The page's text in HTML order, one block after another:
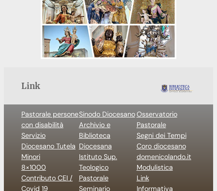
Link
Pastorale persone
con disabilità
Servizio
Diocesano Tutela
Minori
8×1000
Contributo CEI /
Covid 19
Sinodo Diocesano
Archivio e
Biblioteca
Diocesana
Istituto Sup.
Teologico
Pastorale
Seminario
Osservatorio
Pastorale
Segni dei Tempi
Coro diocesano
domenicolando.it
Modulistica
Link
Informativa